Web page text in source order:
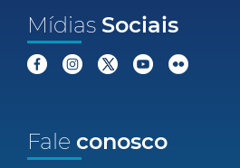
Mídias Sociais
Fale conosco